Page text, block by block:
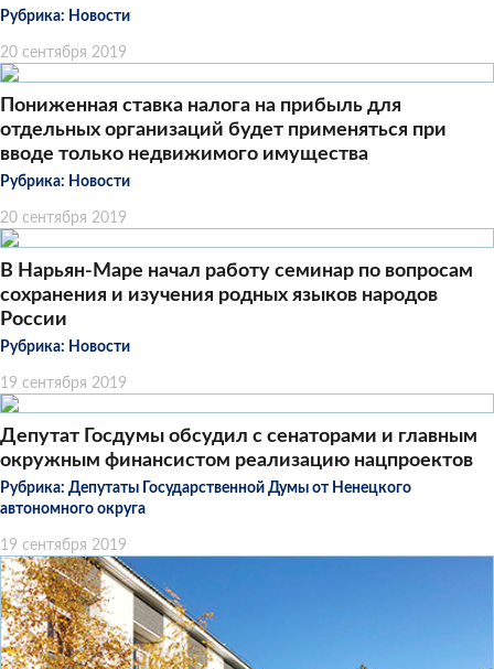
Рубрика: Новости
20 сентября 2019
Пониженная ставка налога на прибыль для
отдельных организаций будет применяться при
вводе только недвижимого имущества
Рубрика: Новости
20 сентября 2019
В Нарьян-Маре начал работу семинар по вопросам
сохранения и изучения родных языков народов
России
Рубрика: Новости
19 сентября 2019
Депутат Госдумы обсудил с сенаторами и главным
окружным финансистом реализацию нацпроектов
Рубрика: Депутаты Государственной Думы от Ненецкого
автономного округа
19 сентября 2019